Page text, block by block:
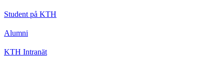
Student på KTH
Alumni
KTH Intranät